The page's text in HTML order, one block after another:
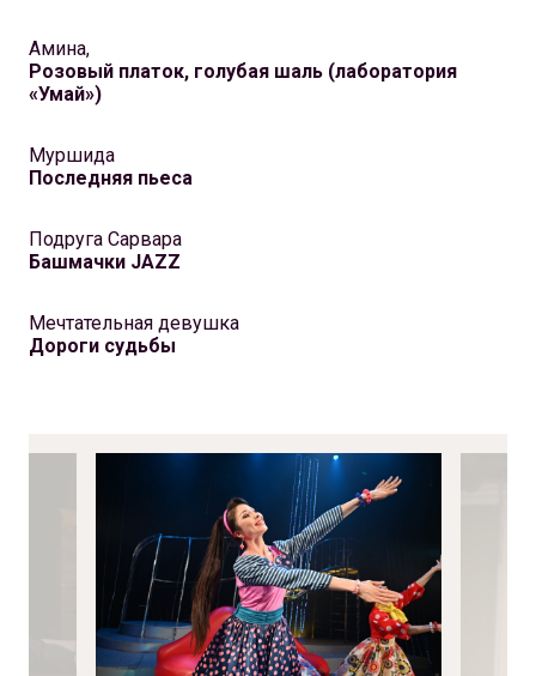
Амина,
Розовый платок, голубая шаль (лаборатория
«Умай»)
Муршида
Последняя пьеса
Подруга Сарвара
Башмачки JAZZ
Мечтательная девушка
Дороги судьбы